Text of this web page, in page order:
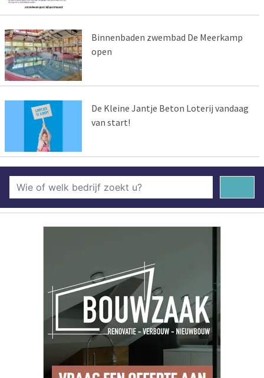
Binnenbaden zwembad De Meerkamp
open
De Kleine Jantje Beton Loterij vandaag
van start!